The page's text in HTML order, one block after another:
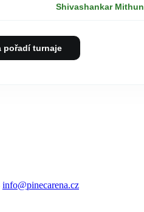
Shivashankar Mithun
pořadí turnaje
info@pinecarena.cz